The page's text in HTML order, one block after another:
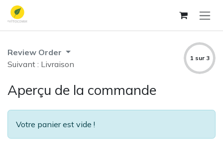
Se rendre au contenu
Review Order
Suivant : Livraison
1 sur 3
Aperçu de la commande
Votre panier est vide !